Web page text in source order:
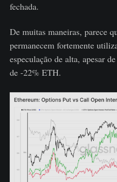
fechada.
De muitas maneiras, parece
permanecem fortemente
especulação de alta, apesar
de -22% ETH.